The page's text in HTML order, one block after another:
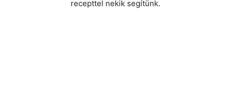
recepttel nekik segítünk.